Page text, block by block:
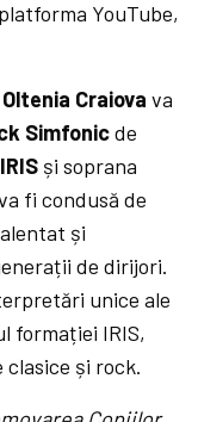
YouTube,
Craiova va
Simfonicde
și soprana
fi condusă de
și
de dirijori.
unice ale
formației IRIS,
și rock.